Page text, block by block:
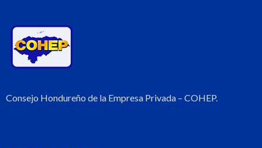
Consejo Hondureño de la Empresa Privada – COHEP.